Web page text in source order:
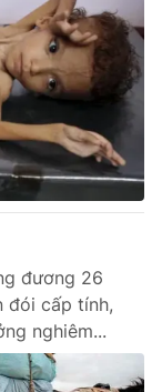
đương 26
đói cấp tính,
nghiêm...